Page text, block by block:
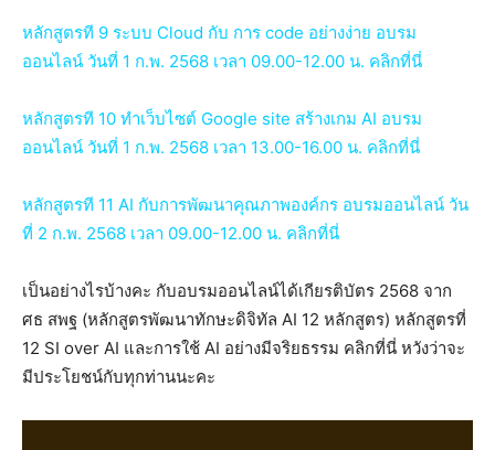
หลักสูตรที 9 ระบบ Cloud กับ การ code อย่างง่าย อบรม
ออนไลน์ วันที่ 1 ก.พ. 2568 เวลา 09.00-12.00 น. คลิกที่นี่
หลักสูตรที 10 ทำเว็บไซต์ Google site สร้างเกม AI อบรม
ออนไลน์ วันที่ 1 ก.พ. 2568 เวลา 13.00-16.00 น. คลิกที่นี่
หลักสูตรที 11 AI กับการพัฒนาคุณภาพองค์กร อบรมออนไลน์ วัน
ที่ 2 ก.พ. 2568 เวลา 09.00-12.00 น. คลิกที่นี่
เป็นอย่างไรบ้างคะ กับอบรมออนไลน์ได้เกียรติบัตร 2568 จาก
ศธ สพฐ (หลักสูตรพัฒนาทักษะดิจิทัล AI 12 หลักสูตร) หลักสูตรที่
12 SI over AI และการใช้ AI อย่างมีจริยธรรม คลิกที่นี่ หวังว่าจะ
มีประโยชน์กับทุกท่านนะคะ